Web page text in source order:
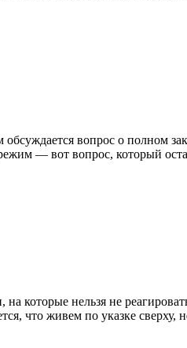
вопрос о полном
— вот вопрос, который
которые нельзя не
что живем по указке сверху,